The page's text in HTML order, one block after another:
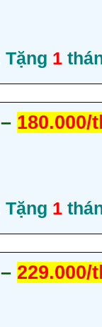
Tặng 1
– 180.000/
Tặng 1
– 229.000/